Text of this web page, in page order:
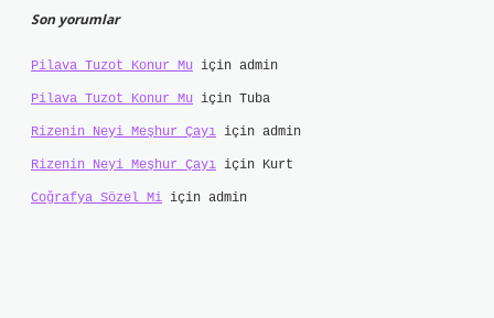
Son yorumlar
Pilava Tuzot Konur Mu için admin
Pilava Tuzot Konur Mu için Tuba
Rizenin Neyi Meşhur Çayı için admin
Rizenin Neyi Meşhur Çayı için Kurt
Coğrafya Sözel Mi için admin